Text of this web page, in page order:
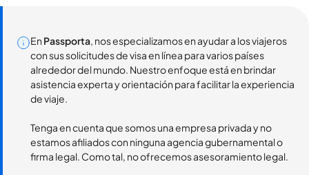
En Passporta, nos especializamos en ayudar a los viajeros
con sus solicitudes de visa en línea para varios países
alrededor del mundo. Nuestro enfoque está en brindar
asistencia experta y orientación para facilitar la experiencia
de viaje.
Tenga en cuenta que somos una empresa privada y no
estamos afiliados con ninguna agencia gubernamental o
firma legal. Como tal, no ofrecemos asesoramiento legal.